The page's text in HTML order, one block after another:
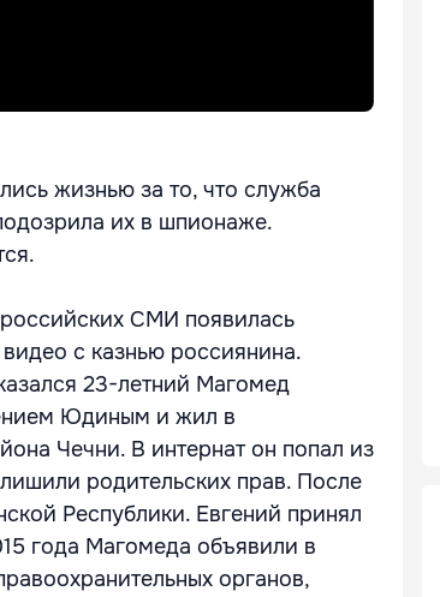
жизнью за то, что служба
их в шпионаже.
СМИ появилась
с казнью россиянина.
23-летний Магомед
Юдиным и жил в
Чечни. В интернат он попал из
родительских прав. После
Республики. Евгений принял
года Магомеда объявили в
органов,